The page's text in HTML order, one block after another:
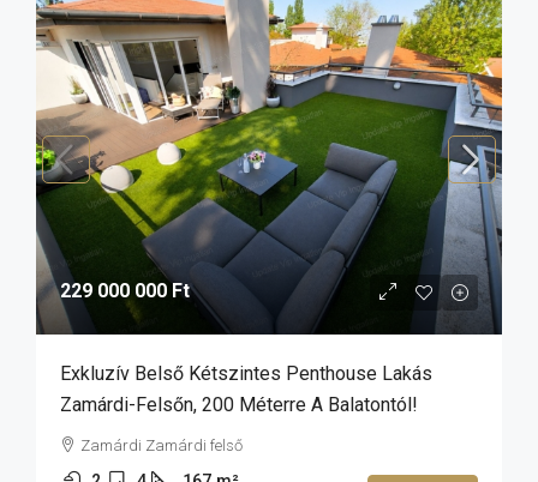
229 000 000 Ft
Exkluzív Belső Kétszintes Penthouse Lakás
Zamárdi-Felsőn, 200 Méterre A Balatontól!
Zamárdi Zamárdi felső